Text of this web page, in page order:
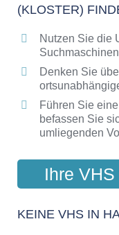
(KLOSTER)
Nutzen Sie die
Denken Sie
Führen Sie
befassen Sie
umliegenden
Ihre
KEINE VHS IN